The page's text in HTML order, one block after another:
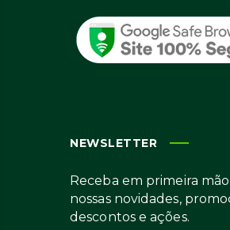
NEWSLETTER
Receba em primeira
nossas novidades,
descontos e ações.